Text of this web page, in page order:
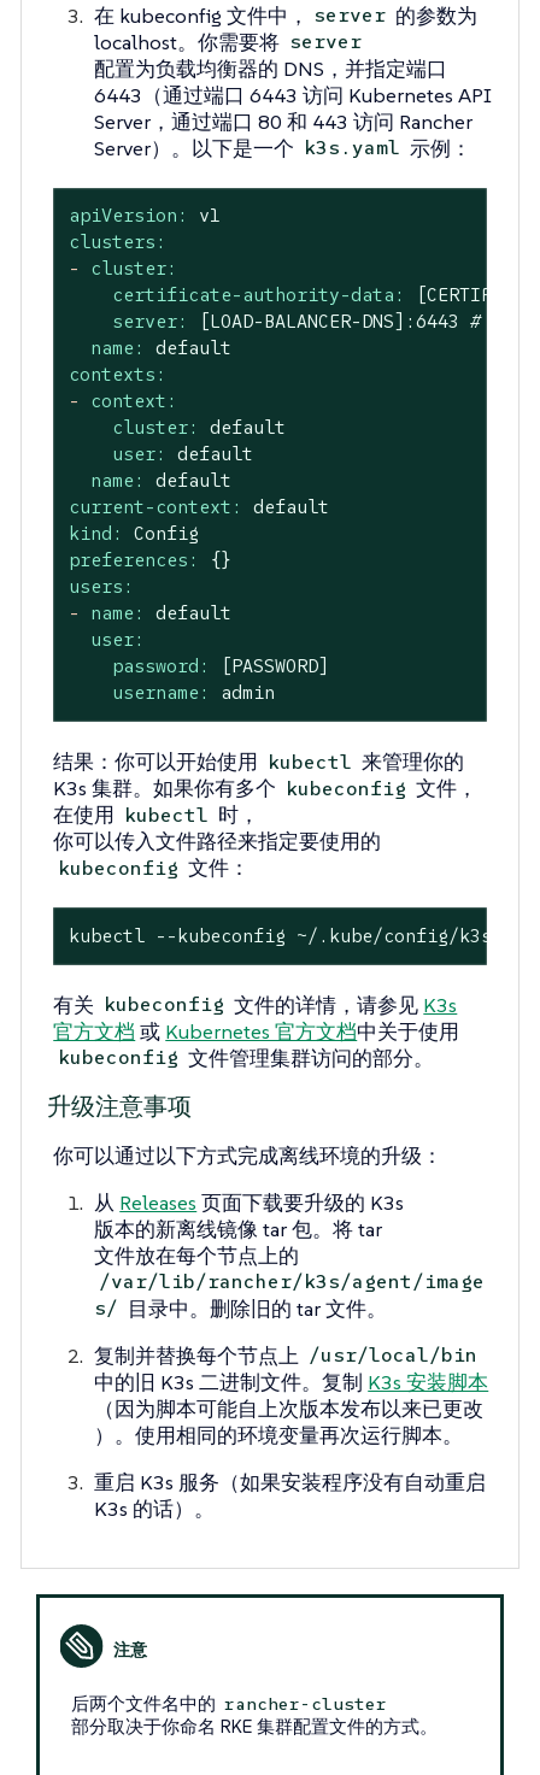
在 kubeconfig 文件中， server 的参数为
localhost。你需要将 server
配置为负载均衡器的 DNS，并指定端口
6443（通过端口 6443 访问 Kubernetes API
Server，通过端口 80 和 443 访问 Rancher
Server）。以下是一个 k3s.yaml 示例：
apiVersion:
v1
clusters:
-
cluster:
certificate-authority-data:
server:
[LOAD-BALANCER-DNS]:6443 # 编辑
name:
default
contexts:
-
context:
cluster:
default
user:
default
name:
default
current-context:
default
kind:
Config
preferences:
{}
users:
-
name:
default
user:
password:
[PASSWORD]
username:
admin
结果 ：你可以开始使用 kubectl 来管理你的
K3s 集群。如果你有多个 kubeconfig 文件，
在使用 kubectl 时，
你可以传入文件路径来指定要使用的
kubeconfig 文件：
kubectl --kubeconfig ~/.kube/config/
有关 kubeconfig 文件的详情，请参见 K3s
官方文档 或 Kubernetes 官方文档中关于使用
kubeconfig 文件管理集群访问的部分。
升级注意事项
你可以通过以下方式完成离线环境的升级：
从 Releases 页面下载要升级的 K3s
版本的新离线镜像 tar 包。将 tar
文件放在每个节点上的
/var/lib/rancher/k3s/agent/image
s/ 目录中。删除旧的 tar 文件。
复制并替换每个节点上 /usr/local/bin
中的旧 K3s 二进制文件。复制 K3s 安装脚本
（因为脚本可能自上次版本发布以来已更改
）。使用相同的环境变量再次运行脚本。
重启 K3s 服务（如果安装程序没有自动重启
K3s 的话）。
后两个文件名中的 rancher-cluster
部分取决于你命名 RKE 集群配置文件的方式。